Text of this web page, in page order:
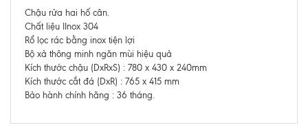
Chậu rửa hai hố cân.
Chất liệu IInox 304
Rổ lọc rác bằng inox tiện lợi
Bộ xả thông minh ngăn mùi hiệu quả
Kích thước chậu (DxRxS) : 780 x 430 x 240mm
Kích thước cắt đá (DxR) : 765 x 415 mm
Bảo hành chính hãng : 36 tháng.